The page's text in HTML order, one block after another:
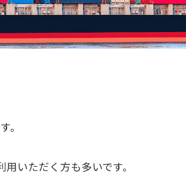
。
いただく方も多いです。